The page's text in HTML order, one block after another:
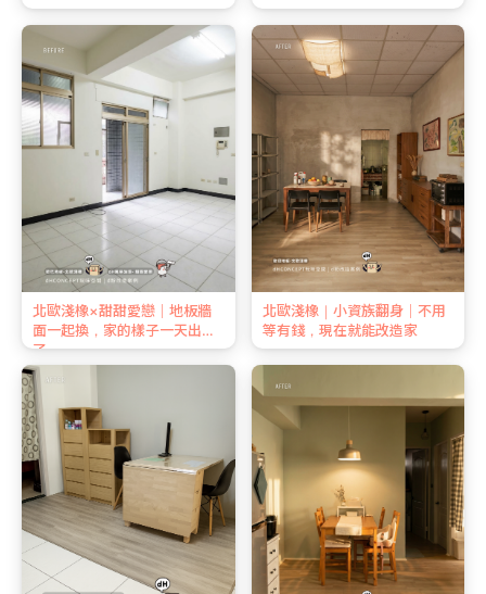
北歐淺橡×甜甜愛戀｜地板牆
面一起換，家的樣子一天出來
了
北歐淺橡｜小資族翻身｜不用
等有錢，現在就能改造家